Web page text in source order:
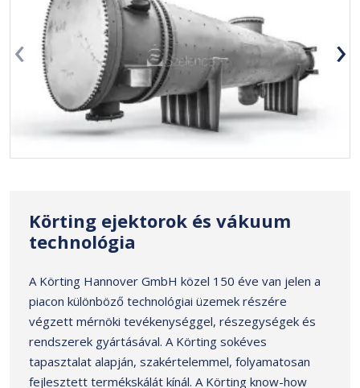
‹ ›
Körting ejektorok és vákuum
technológia
A Körting Hannover GmbH közel 150 éve van jelen a
piacon különböző technológiai üzemek részére
végzett mérnöki tevékenységgel, részegységek és
rendszerek gyártásával. A Körting sokéves
tapasztalat alapján, szakértelemmel, folyamatosan
fejlesztett termékskálát kínál. A Körting know-how